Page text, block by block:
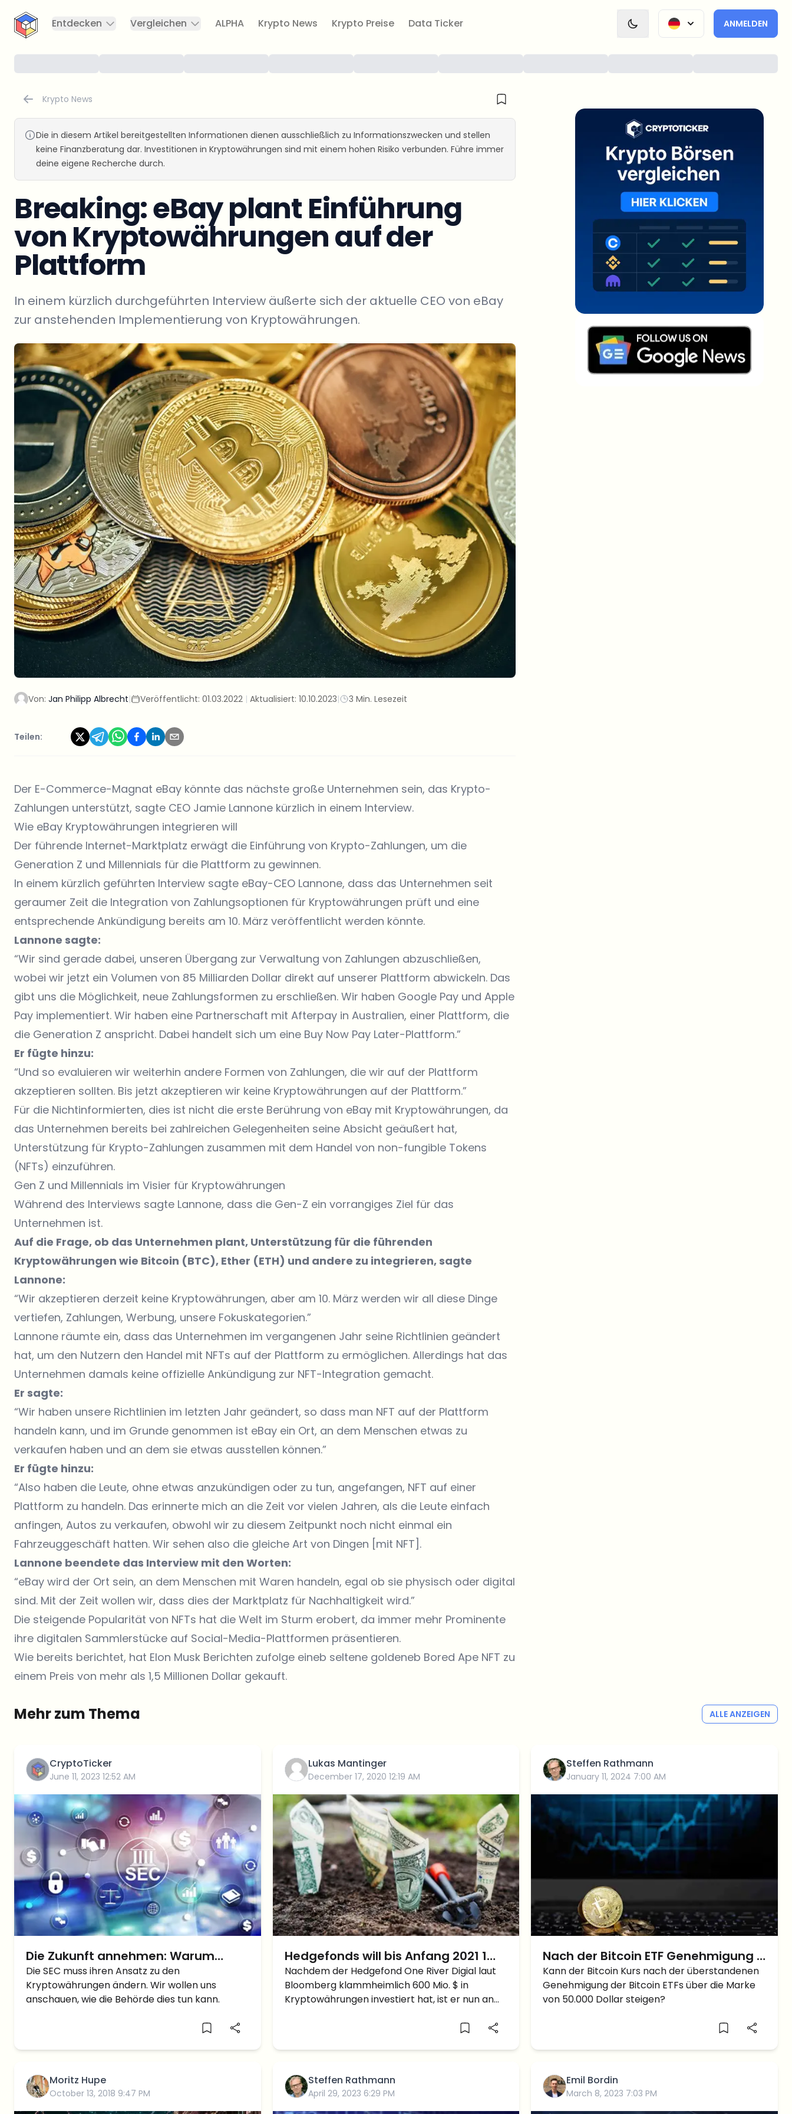
CryptoTicker
Entdecken
Vergleichen ALPHA Krypto News Krypto Preise Data Ticker ANMELDEN
Krypto News
Die in diesem Artikel bereitgestellten Informationen dienen ausschließlich zu Informationszwecken und stellen
keine Finanzberatung dar. Investitionen in Kryptowährungen sind mit einem hohen Risiko verbunden. Führe immer
deine eigene Recherche durch.
Breaking: eBay plant Einführung
von Kryptowährungen auf der
Plattform
In einem kürzlich durchgeführten Interview äußerte sich der aktuelle CEO von eBay
zur anstehenden Implementierung von Kryptowährungen.
Von: Jan Philipp Albrecht| Veröffentlicht: 01.03.2022 | Aktualisiert: 10.10.2023| 3 Min. Lesezeit
Teilen:
Der E-Commerce-Magnat eBay könnte das nächste große Unternehmen sein, das Krypto-
Zahlungen unterstützt, sagte CEO Jamie Lannone kürzlich in einem Interview.
Wie eBay Kryptowährungen integrieren will
Der führende Internet-Marktplatz erwägt die Einführung von Krypto-Zahlungen, um die
Generation Z und Millennials für die Plattform zu gewinnen.
In einem kürzlich geführten Interview sagte eBay-CEO Lannone, dass das Unternehmen seit
geraumer Zeit die Integration von Zahlungsoptionen für Kryptowährungen prüft und eine
entsprechende Ankündigung bereits am 10. März veröffentlicht werden könnte.
Lannone sagte:
“Wir sind gerade dabei, unseren Übergang zur Verwaltung von Zahlungen abzuschließen,
wobei wir jetzt ein Volumen von 85 Milliarden Dollar direkt auf unserer Plattform abwickeln. Das
gibt uns die Möglichkeit, neue Zahlungsformen zu erschließen. Wir haben Google Pay und Apple
Pay implementiert. Wir haben eine Partnerschaft mit Afterpay in Australien, einer Plattform, die
die Generation Z anspricht. Dabei handelt sich um eine Buy Now Pay Later-Plattform.”
Er fügte hinzu:
“Und so evaluieren wir weiterhin andere Formen von Zahlungen, die wir auf der Plattform
akzeptieren sollten. Bis jetzt akzeptieren wir keine Kryptowährungen auf der Plattform.”
Für die Nichtinformierten, dies ist nicht die erste Berührung von eBay mit Kryptowährungen, da
das Unternehmen bereits bei zahlreichen Gelegenheiten seine Absicht geäußert hat,
Unterstützung für Krypto-Zahlungen zusammen mit dem Handel von non-fungible Tokens
(NFTs) einzuführen.
Gen Z und Millennials im Visier für Kryptowährungen
Während des Interviews sagte Lannone, dass die Gen-Z ein vorrangiges Ziel für das
Unternehmen ist.
Auf die Frage, ob das Unternehmen plant, Unterstützung für die führenden
Kryptowährungen wie Bitcoin (BTC), Ether (ETH) und andere zu integrieren, sagte
Lannone:
“Wir akzeptieren derzeit keine Kryptowährungen, aber am 10. März werden wir all diese Dinge
vertiefen, Zahlungen, Werbung, unsere Fokuskategorien.”
Lannone räumte ein, dass das Unternehmen im vergangenen Jahr seine Richtlinien geändert
hat, um den Nutzern den Handel mit NFTs auf der Plattform zu ermöglichen. Allerdings hat das
Unternehmen damals keine offizielle Ankündigung zur NFT-Integration gemacht.
Er sagte:
“Wir haben unsere Richtlinien im letzten Jahr geändert, so dass man NFT auf der Plattform
handeln kann, und im Grunde genommen ist eBay ein Ort, an dem Menschen etwas zu
verkaufen haben und an dem sie etwas ausstellen können.”
Er fügte hinzu:
“Also haben die Leute, ohne etwas anzukündigen oder zu tun, angefangen, NFT auf einer
Plattform zu handeln. Das erinnerte mich an die Zeit vor vielen Jahren, als die Leute einfach
anfingen, Autos zu verkaufen, obwohl wir zu diesem Zeitpunkt noch nicht einmal ein
Fahrzeuggeschäft hatten. Wir sehen also die gleiche Art von Dingen [mit NFT].
Lannone beendete das Interview mit den Worten:
“eBay wird der Ort sein, an dem Menschen mit Waren handeln, egal ob sie physisch oder digital
sind. Mit der Zeit wollen wir, dass dies der Marktplatz für Nachhaltigkeit wird.”
Die steigende Popularität von NFTs hat die Welt im Sturm erobert, da immer mehr Prominente
ihre digitalen Sammlerstücke auf Social-Media-Plattformen präsentieren.
Wie bereits berichtet, hat Elon Musk Berichten zufolge eineb seltene goldeneb Bored Ape NFT zu
einem Preis von mehr als 1,5 Millionen Dollar gekauft.
Mehr zum Thema ALLE ANZEIGEN
CryptoTicker
June 11, 2023 12:52 AM
Die Zukunft annehmen: Warum
muss die SEC ihren Ansatz zu
Kryptowährungen überdenken?
Die SEC muss ihren Ansatz zu den
Kryptowährungen ändern. Wir wollen uns
anschauen, wie die Behörde dies tun kann.
Lukas Mantinger
December 17, 2020 12:19 AM
Hedgefonds will bis Anfang 2021 1
Mrd. $ in Krytowährungen halten
Nachdem der Hedgefond One River Digial laut
Bloomberg klammheimlich 600 Mio. $ in
Kryptowährungen investiert hat, ist er nun an
gegeben, dass er sich mit Alan Howard, dem
Steffen Rathmann
January 11, 2024 7:00 AM
Nach der Bitcoin ETF Genehmigung –
Steigt der Bitcoin Kurs jetzt über
50.000 Dollar?
Kann der Bitcoin Kurs nach der überstandenen
Genehmigung der Bitcoin ETFs über die Marke
von 50.000 Dollar steigen?
Moritz Hupe
October 13, 2018 9:47 PM
Steffen Rathmann
April 29, 2023 6:29 PM
Emil Bordin
March 8, 2023 7:03 PM